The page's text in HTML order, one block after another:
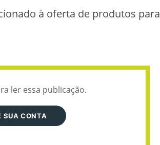
à oferta de produtos para
ler essa publicação.
SUA CONTA